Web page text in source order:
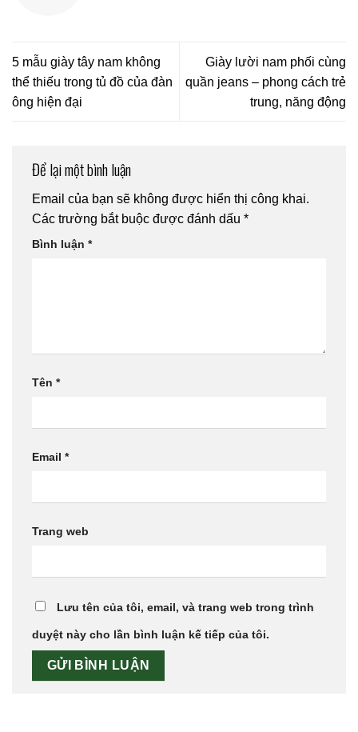
5 mẫu giày tây nam không
thể thiếu trong tủ đồ của đàn
ông hiện đại
Giày lười nam phối cùng
quần jeans – phong cách trẻ
trung, năng động
Để lại một bình luận
Email của bạn sẽ không được hiển thị công khai.
Các trường bắt buộc được đánh dấu *
Bình luận *
Tên *
Email *
Trang web
Lưu tên của tôi, email, và trang web trong trình
duyệt này cho lần bình luận kế tiếp của tôi.